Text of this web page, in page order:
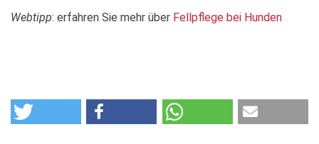
Webtipp: erfahren Sie mehr über Fellpflege bei Hunden